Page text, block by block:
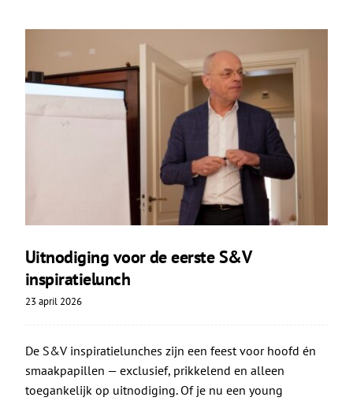
Uitnodiging voor de eerste S&V
inspiratielunch
23 april 2026
De S&V inspiratielunches zijn een feest voor hoofd én
smaakpapillen — exclusief, prikkelend en alleen
toegankelijk op uitnodiging. Of je nu een young